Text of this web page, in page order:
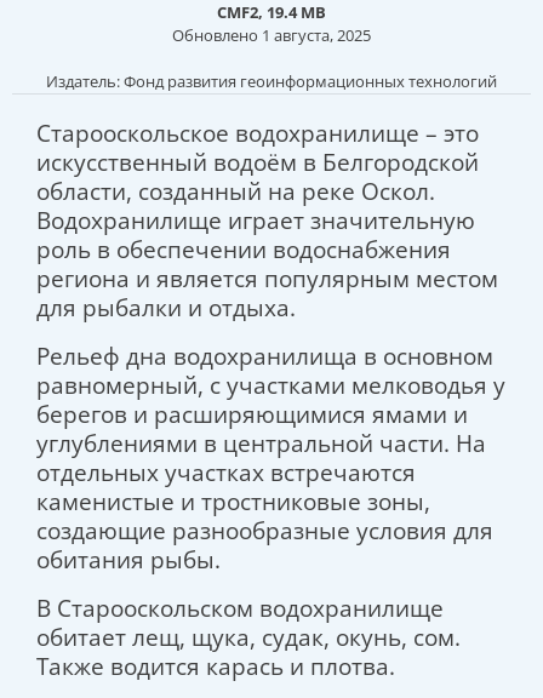
CMF2, 19.4 MB
Обновлено 1 августа, 2025
Издатель: Фонд развития геоинформационных технологий
Старооскольское водохранилище – это
искусственный водоём в Белгородской
области, созданный на реке Оскол.
Водохранилище играет значительную
роль в обеспечении водоснабжения
региона и является популярным местом
для рыбалки и отдыха.
Рельеф дна водохранилища в основном
равномерный, с участками мелководья у
берегов и расширяющимися ямами и
углублениями в центральной части. На
отдельных участках встречаются
каменистые и тростниковые зоны,
создающие разнообразные условия для
обитания рыбы.
В Старооскольском водохранилище
обитает лещ, щука, судак, окунь, сом.
Также водится карась и плотва.